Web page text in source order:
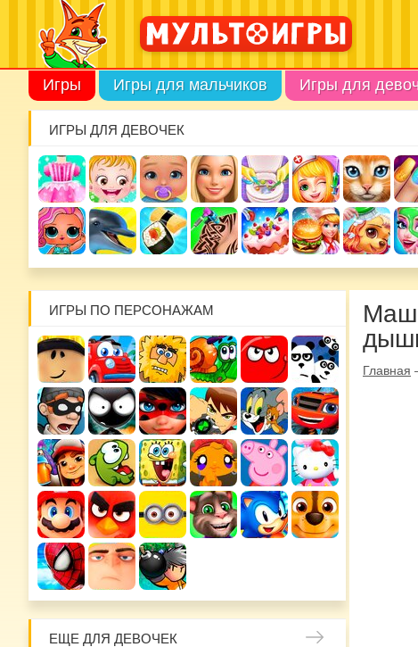
Игры Игры для мальчиков Игры для
ИГРЫ ДЛЯ ДЕВОЧЕК
ИГРЫ ПО ПЕРСОНАЖАМ
ЕЩЕ ДЛЯ ДЕВОЧЕК
Главная